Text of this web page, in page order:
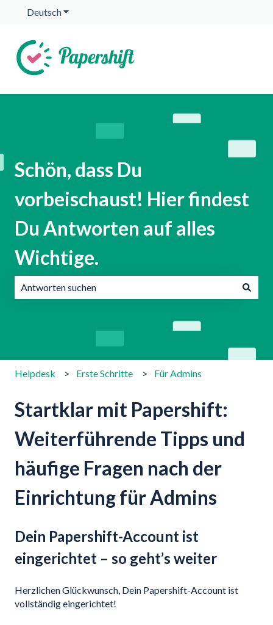
DeutschUntermenü für Übersetzungen anzeigen
Schön, dass Du
vorbeischaust! Hier findest
Du Antworten auf alles
Wichtige.
Helpdesk Erste Schritte Für Admins
Startklar mit Papershift:
Weiterführende Tipps und
häufige Fragen nach der
Einrichtung für Admins
Dein Papershift-Account ist
eingerichtet – so geht’s weiter
Herzlichen Glückwunsch, Dein Papershift-Account ist
vollständig eingerichtet!